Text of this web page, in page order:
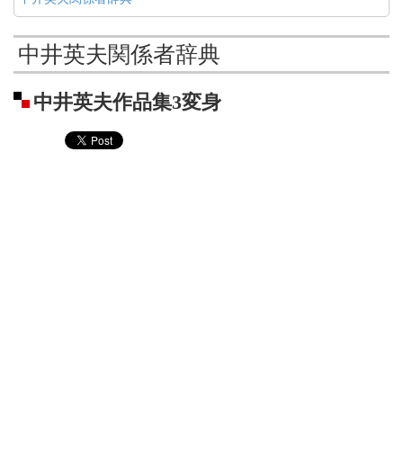
中井英夫関係者辞典
中井英夫作品集3変身